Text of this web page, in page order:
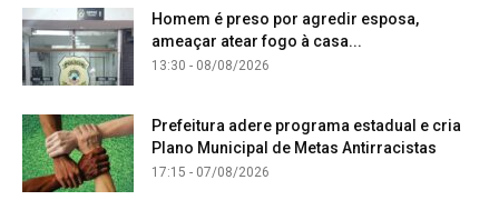
Homem é preso por agredir esposa,
ameaçar atear fogo à casa...
13:30 - 08/08/2026
Prefeitura adere programa estadual e cria
Plano Municipal de Metas Antirracistas
17:15 - 07/08/2026